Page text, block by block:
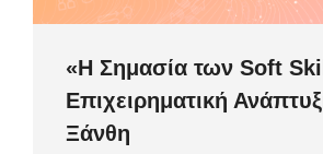
«Η Σημασία των Soft
Επιχειρηματική
Ξάνθη